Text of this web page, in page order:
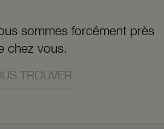
sommes forcément près
chez vous.
TROUVER